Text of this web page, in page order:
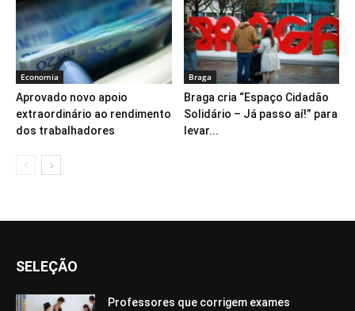
Economia
Aprovado novo apoio
extraordinário ao rendimento
dos trabalhadores
Braga
Braga cria “Espaço Cidadão
Solidário – Já passo aí!” para
levar...
SELEÇÃO
Professores que corrigem exames